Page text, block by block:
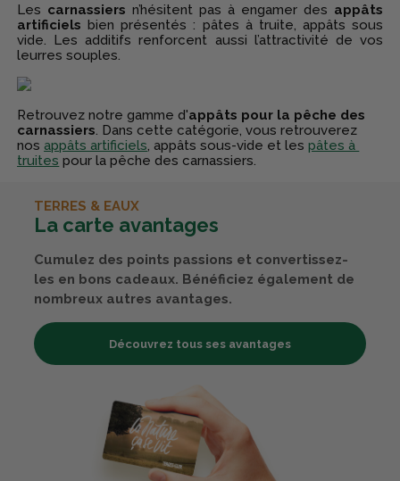
Les carnassiersn’hésitent pas à engamer des appâts
artificiels bien présentés : pâtes à truite, appâts sous
vide. Les additifs renforcent aussi l’attractivité de vos
leurres souples.
Retrouvez notre gamme d'appâts pour la pêche des
carnassiers. Dans cette catégorie, vous retrouverez
nosappâts artificiels,appâts sous-vide et lespâtes à
truites pour la pêche des carnassiers.
TERRES & EAUX
La carte avantages
Cumulez des points passions et convertissez-
les en bons cadeaux. Bénéficiez également de
nombreux autres avantages.
Découvrez tous ses avantages